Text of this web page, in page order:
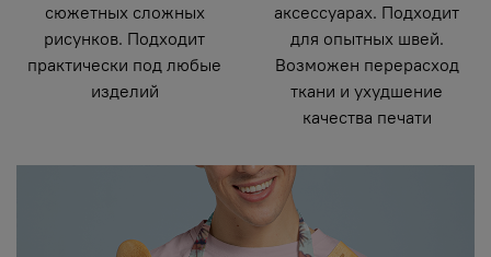
сюжетных сложных
рисунков. Подходит
практически под любые
изделий
аксессуарах. Подходит
для опытных швей.
Возможен перерасход
ткани и ухудшение
качества печати